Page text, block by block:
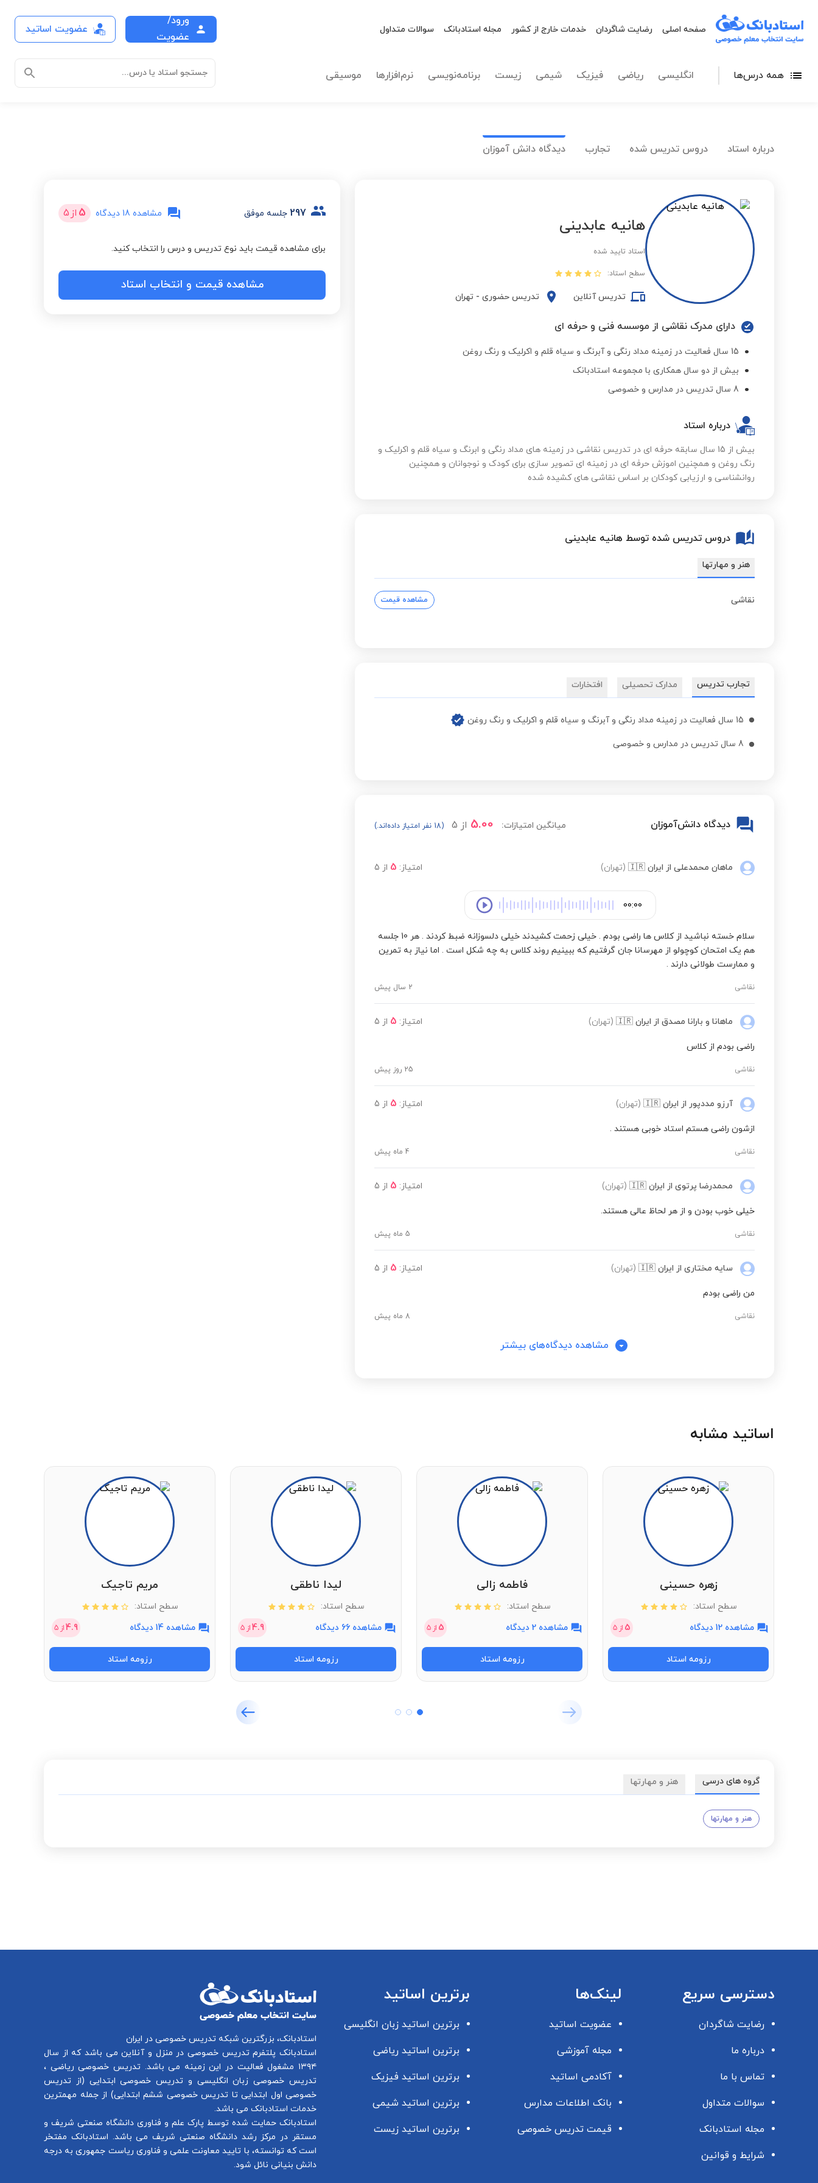
صفحه اصلی رضایت شاگردان خدمات خارج از کشور مجله استادبانک سوالات متداول
ورود/
عضویت
عضویت اساتید
همه درس‌ها انگلیسی ریاضی فیزیک شیمی زیست برنامه‌نویسی نرم‌افزارها موسیقی جستجو استاد یا درس...
درباره استاد دروس تدریس شده تجارب دیدگاه دانش آموزان
هانیه عابدینی
استاد تایید شده
سطح استاد:
تدریس آنلاین تدریس حضوری - تهران
دارای مدرک نقاشی از موسسه فنی و حرفه ای
15 سال فعالیت در زمینه مداد رنگی و آبرنگ و سیاه قلم و اکرلیک و رنگ روغن
بیش از دو سال همکاری با مجموعه استادبانک
8 سال تدریس در مدارس و خصوصی
درباره استاد
بیش از 15 سال سابقه حرفه ای در تدریس نقاشی در زمینه های مداد رنگی و ابرنگ و سیاه قلم و اکرلیک و
رنگ روغن و همچنین اموزش حرفه ای در زمینه ای تصویر سازی برای کودک و نوجوانان و همچنین
روانشناسی و ارزیابی کودکان بر اساس نقاشی های کشیده شده
دروس تدریس شده توسط هانیه عابدینی
هنر و مهارتها
نقاشی مشاهده قیمت
تجارب تدریس مدارک تحصیلی افتخارات
15 سال فعالیت در زمینه مداد رنگی و آبرنگ و سیاه قلم و اکرلیک و رنگ روغن
8 سال تدریس در مدارس و خصوصی
دیدگاه دانش‌آموزان میانگین امتیازات: 5.00 از 5 (18 نفر امتیاز داده‌اند.)
ماهان محمدعلی از ایران 🇮🇷 (تهران) امتیاز: 5 از 5
00:00
سلام خسته نباشید از کلاس ها راضی بودم . خیلی زحمت کشیدند خیلی دلسوزانه ضبط کردند . هر 10 جلسه
هم یک امتحان کوچولو از مهرسانا جان گرفتیم که ببینیم روند کلاس به چه شکل است . اما نیاز به تمرین
و ممارست طولانی دارند .
نقاشی 2 سال پیش
ماهانا و بارانا مصدق از ایران 🇮🇷 (تهران) امتیاز: 5 از 5
راضی بودم از کلاس
نقاشی 25 روز پیش
آرزو مددپور از ایران 🇮🇷 (تهران) امتیاز: 5 از 5
ازشون راضی هستم استاد خوبی هستند .
نقاشی 4 ماه پیش
محمدرضا پرتوی از ایران 🇮🇷 (تهران) امتیاز: 5 از 5
خیلی خوب بودن و از هر لحاظ عالی هستند.
نقاشی 5 ماه پیش
سایه مختاری از ایران 🇮🇷 (تهران) امتیاز: 5 از 5
من راضی بودم
نقاشی 8 ماه پیش
مشاهده دیدگاه‌های بیشتر
297 جلسه موفق مشاهده 18 دیدگاه 5 از 5
برای مشاهده قیمت باید نوع تدریس و درس را انتخاب کنید.
مشاهده قیمت و انتخاب استاد
اساتید مشابه
زهره حسینی
سطح استاد:
مشاهده 12 دیدگاه
5 از 5
رزومه استاد
فاطمه زالی
سطح استاد:
مشاهده 2 دیدگاه
5 از 5
رزومه استاد
لیدا ناطقی
سطح استاد:
مشاهده 66 دیدگاه
4.9از 5
رزومه استاد
مریم تاجیک
سطح استاد:
مشاهده 14 دیدگاه
4.9از 5
رزومه استاد
گروه های درسی هنر و مهارتها
هنر و مهارتها
دسترسی سریع
رضایت شاگردان
درباره ما
تماس با ما
سوالات متداول
مجله استادبانک
شرایط و قوانین
لینک‌ها
عضویت اساتید
مجله آموزشی
آکادمی اساتید
بانک اطلاعات مدارس
قیمت تدریس خصوصی
برترین اساتید
برترین اساتید زبان انگلیسی
برترین اساتید ریاضی
برترین اساتید فیزیک
برترین اساتید شیمی
برترین اساتید زیست
استادبانک، بزرگترین شبکه تدریس خصوصی در ایران
استادبانک پلتفرمتدریس خصوصی در منزل و آنلاین می باشد که از سال
۱۳۹۴ مشغول فعالیت در این زمینه می باشد.
تدریس خصوصی ریاضی ،
تدریس خصوصی زبان انگلیسی و تدریس خصوصی ابتدایی (از تدریس
خصوصی اول ابتداییتا تدریس خصوصی ششم ابتدایی) از جمله مهمترین
خدمات استادبانک می باشد.
استادبانک حمایت شده توسط پارک علم و فناوری دانشگاه صنعتی شریف و
مستقر در مرکز رشد دانشگاه صنعتی شریف می باشد. استادبانک مفتخر
است که توانسته، با تایید معاونت علمی و فناوری ریاست جمهوری به درجه
دانش بنیانی نائل شود.